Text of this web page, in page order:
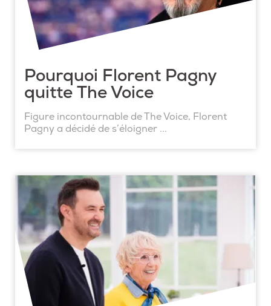
Pourquoi Florent Pagny
quitte The Voice
Figure incontournable de The Voice, Florent
Pagny a décidé de s’éloigner ...